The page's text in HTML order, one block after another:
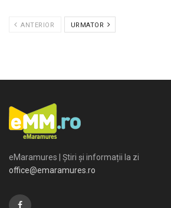
ANTERIOR URMATOR
eMaramures | Știri și informații la zi
office@emaramures.ro